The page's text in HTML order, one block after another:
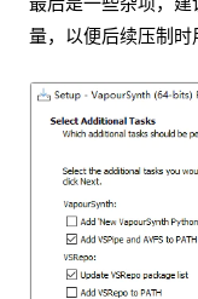
量，以便后续压制时